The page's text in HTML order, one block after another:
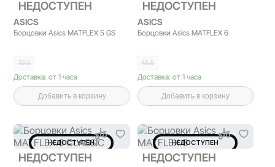
НЕДОСТУПЕН
ASICS
Борцовки Asics MATFLEX 5 GS
33.5
Доставка: от 1 часа
Добавить в корзину
НЕДОСТУПЕН
ASICS
Борцовки Asics MATFLEX 6
46.5
Доставка: от 1 часа
Добавить в корзину
НЕДОСТУПЕН
НЕДОСТУПЕН
НЕДОСТУПЕН
НЕДОСТУПЕН